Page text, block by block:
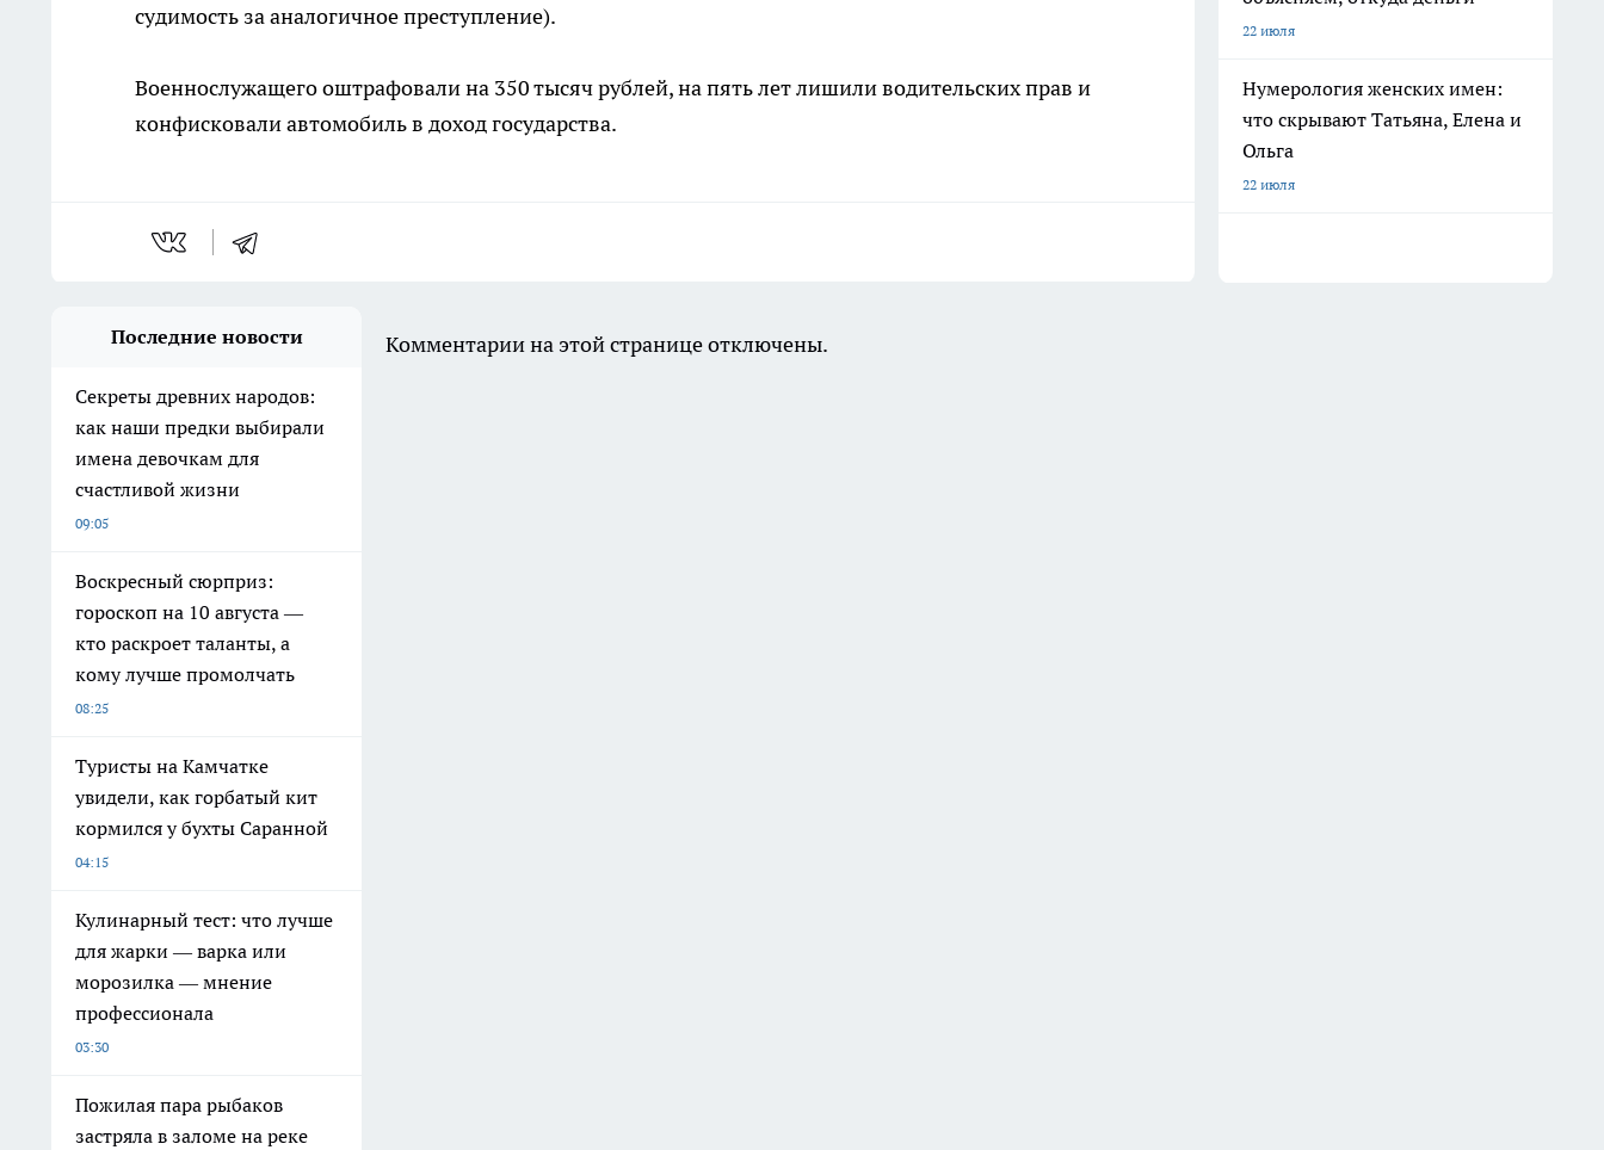
судимость за аналогичное преступление).
Военнослужащего оштрафовали на 350 тысяч рублей, на пять лет лишили водительских прав и
конфисковали автомобиль в доход государства.
22 июля
Нумерология женских имен:
что скрывают Татьяна, Елена и
Ольга
22 июля
Последние новости
Секреты древних народов:
как наши предки выбирали
имена девочкам для
счастливой жизни
09:05
Воскресный сюрприз:
гороскоп на 10 августа —
кто раскроет таланты, а
кому лучше промолчать
08:25
Туристы на Камчатке
увидели, как горбатый кит
кормился у бухты Саранной
04:15
Кулинарный тест: что лучше
для жарки — варка или
морозилка — мнение
профессионала
03:30
Пожилая пара рыбаков
застряла в заломе на реке
Комментарии на этой странице отключены.